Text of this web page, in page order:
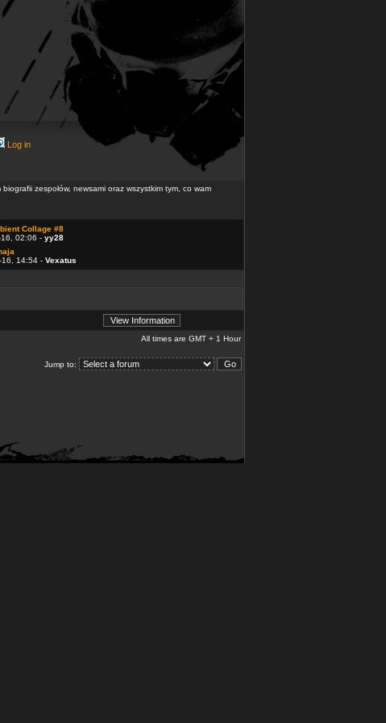
Log in
zespołów, newsami oraz wszystkim tym, co wam
Collage #8
16, 02:06 - yy28
16, 14:54 - Vexatus
All times are GMT + 1 Hour
Jump to: